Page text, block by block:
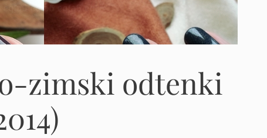
zimski odtenki